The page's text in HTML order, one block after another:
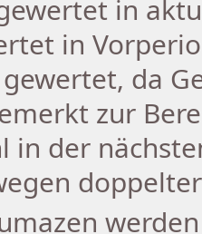
in
in
da
zur
in der